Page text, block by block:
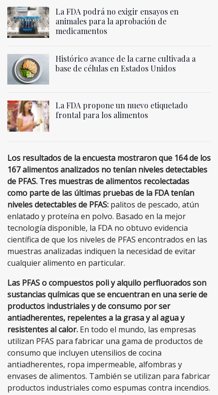
La FDA podrá no exigir ensayos en
animales para la aprobación de
medicamentos
Histórico avance de la carne cultivada a
base de células en Estados Unidos
La FDA propone un nuevo etiquetado
frontal para los alimentos
Los resultados de la encuesta mostraron que 164 de los
167 alimentos analizados no tenían niveles detectables
de PFAS. Tres muestras de alimentos recolectadas
como parte de las últimas pruebas de la FDA tenían
niveles detectables de PFAS: palitos de pescado, atún
enlatado y proteína en polvo. Basado en la mejor
tecnología disponible, la FDA no obtuvo evidencia
científica de que los niveles de PFAS encontrados en las
muestras analizadas indiquen la necesidad de evitar
cualquier alimento en particular.
Las PFAS o compuestos poli y alquilo perfluorados son
sustancias químicas que se encuentran en una serie de
productos industriales y de consumo por ser
antiadherentes, repelentes a la grasa y al agua y
resistentes al calor. En todo el mundo, las empresas
utilizan PFAS para fabricar una gama de productos de
consumo que incluyen utensilios de cocina
antiadherentes, ropa impermeable, alfombras y
envases de alimentos. También se utilizan para fabricar
productos industriales como espumas contra incendios.